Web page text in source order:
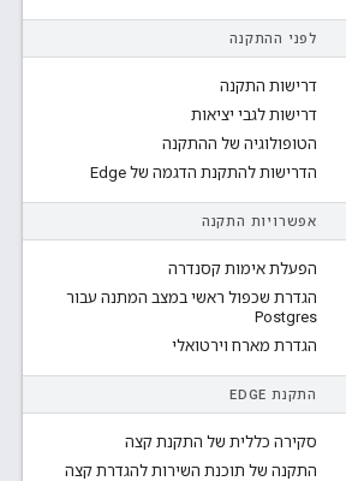
לפני ההתקנה
דרישות התקנה
דרישות לגבי יציאות
הטופולוגיה של ההתקנה
הדרישות להתקנת הדגמה של Edge
אפשרויות התקנה
הפעלת אימות קסנדרה
הגדרת שכפול ראשי במצב המתנה עבור
Postgres
הגדרת מארח וירטואלי
התקנת EDGE
סקירה כללית של התקנת קצה
התקנה של תוכנת השירות להגדרת קצה